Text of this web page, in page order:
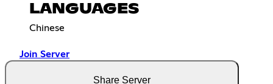
LANGUAGES
Chinese
Join Server
Share Server